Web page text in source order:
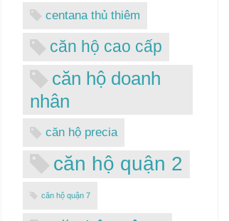
centana thủ thiêm
căn hộ cao cấp
căn hộ doanh
nhân
căn hộ precia
căn hộ quận 2
căn hộ quận 7